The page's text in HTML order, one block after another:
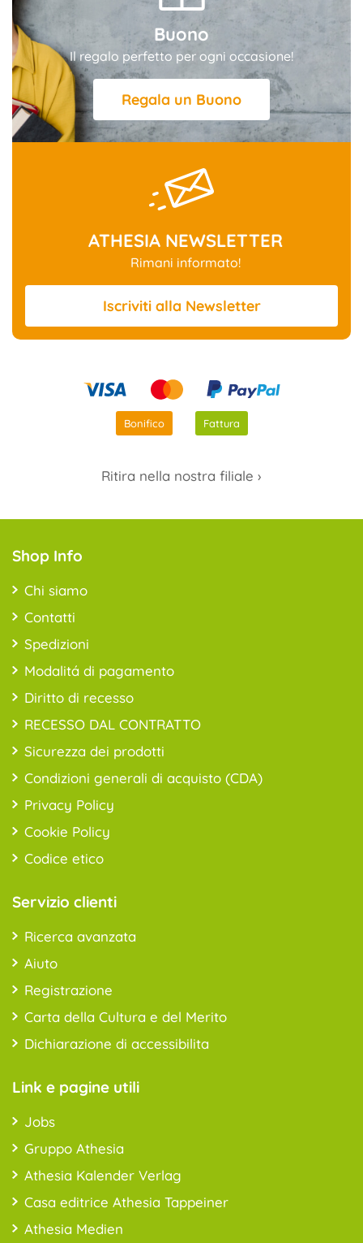
Buono
Il regalo perfetto per ogni occasione!
Regala un Buono
ATHESIA NEWSLETTER
Rimani informato!
Iscrivitialla Newsletter
Bonifico Fattura
Ritira nella nostra filiale ›
Shop Info
Chi siamo
Contatti
Spedizioni
Modalitá di pagamento
Diritto di recesso
RECESSO DAL CONTRATTO
Sicurezza dei prodotti
Condizioni generali di acquisto (CDA)
Privacy Policy
Cookie Policy
Codice etico
Servizio clienti
Ricerca avanzata
Aiuto
Registrazione
Carta della Cultura e del Merito
Dichiarazione di accessibilita
Link e pagine utili
Jobs
Gruppo Athesia
Athesia Kalender Verlag
Casa editrice Athesia Tappeiner
Athesia Medien